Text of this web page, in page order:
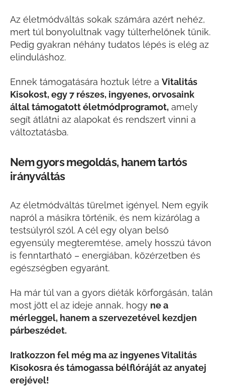
Az életmódváltás sokak számára azért nehéz,
mert túl bonyolultnak vagy túlterhelőnek tűnik.
Pedig gyakran néhány tudatos lépés is elég az
elinduláshoz.
Ennek támogatására hoztuk létre a Vitalitás
Kisokost, egy 7 részes, ingyenes, orvosaink
által támogatott életmódprogramot, amely
segít átlátni az alapokat és rendszert vinni a
változtatásba.
Nem gyors megoldás, hanem tartós
irányváltás
Az életmódváltás türelmet igényel. Nem egyik
napról a másikra történik, és nem kizárólag a
testsúlyról szól. A cél egy olyan belső
egyensúly megteremtése, amely hosszú távon
is fenntartható – energiában, közérzetben és
egészségben egyaránt.
Ha már túl van a gyors diéták körforgásán, talán
most jött el az ideje annak, hogy ne a
mérleggel, hanem a szervezetével kezdjen
párbeszédet.
Iratkozzon fel még ma az ingyenes Vitalitás
Kisokosra és támogassa bélflóráját az anyatej
erejével!